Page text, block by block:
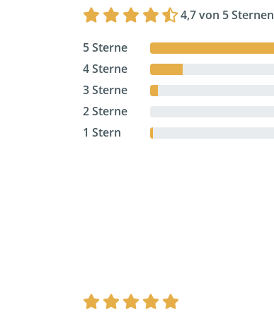
4,7 von 5 Sternen
5 Sterne
4 Sterne
3 Sterne
2 Sterne
1 Stern